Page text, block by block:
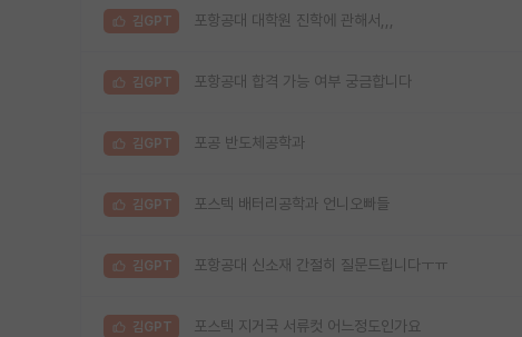
김GPT 포항공대 대학원 진학에 관해서,,,
김GPT 포항공대 합격 가능 여부 궁금합니다
김GPT 포공 반도체공학과
김GPT 포스텍 배터리공학과 언니오빠들
김GPT 포항공대 신소재 간절히 질문드립니다ㅜㅠ
김GPT 포스텍 지거국 서류컷 어느정도인가요